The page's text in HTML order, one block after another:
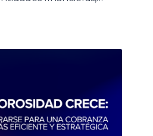
compartir una jornada